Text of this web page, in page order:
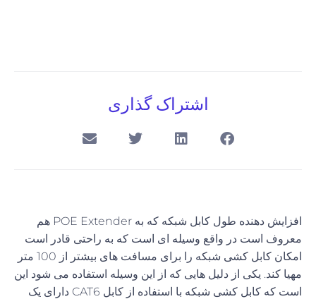
اشتراک گذاری
افزایش دهنده طول کابل شبکه که به POE Extender هم
معروف است در واقع وسیله ای است که به راحتی قادر است
امکان کابل کشی شبکه را برای مسافت های بیشتر از
متر
مهیا کند. یکی از دلیل هایی که از این وسیله استفاده می شود این
است که کابل کشی شبکه با استفاده از کابل CAT6 دارای
یک